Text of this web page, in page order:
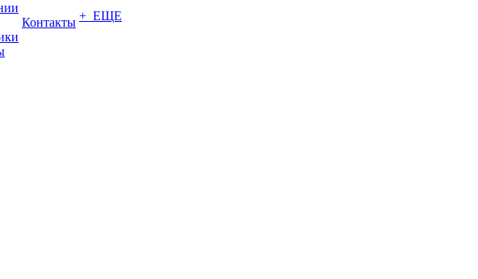
Контакты + ЕЩЕ